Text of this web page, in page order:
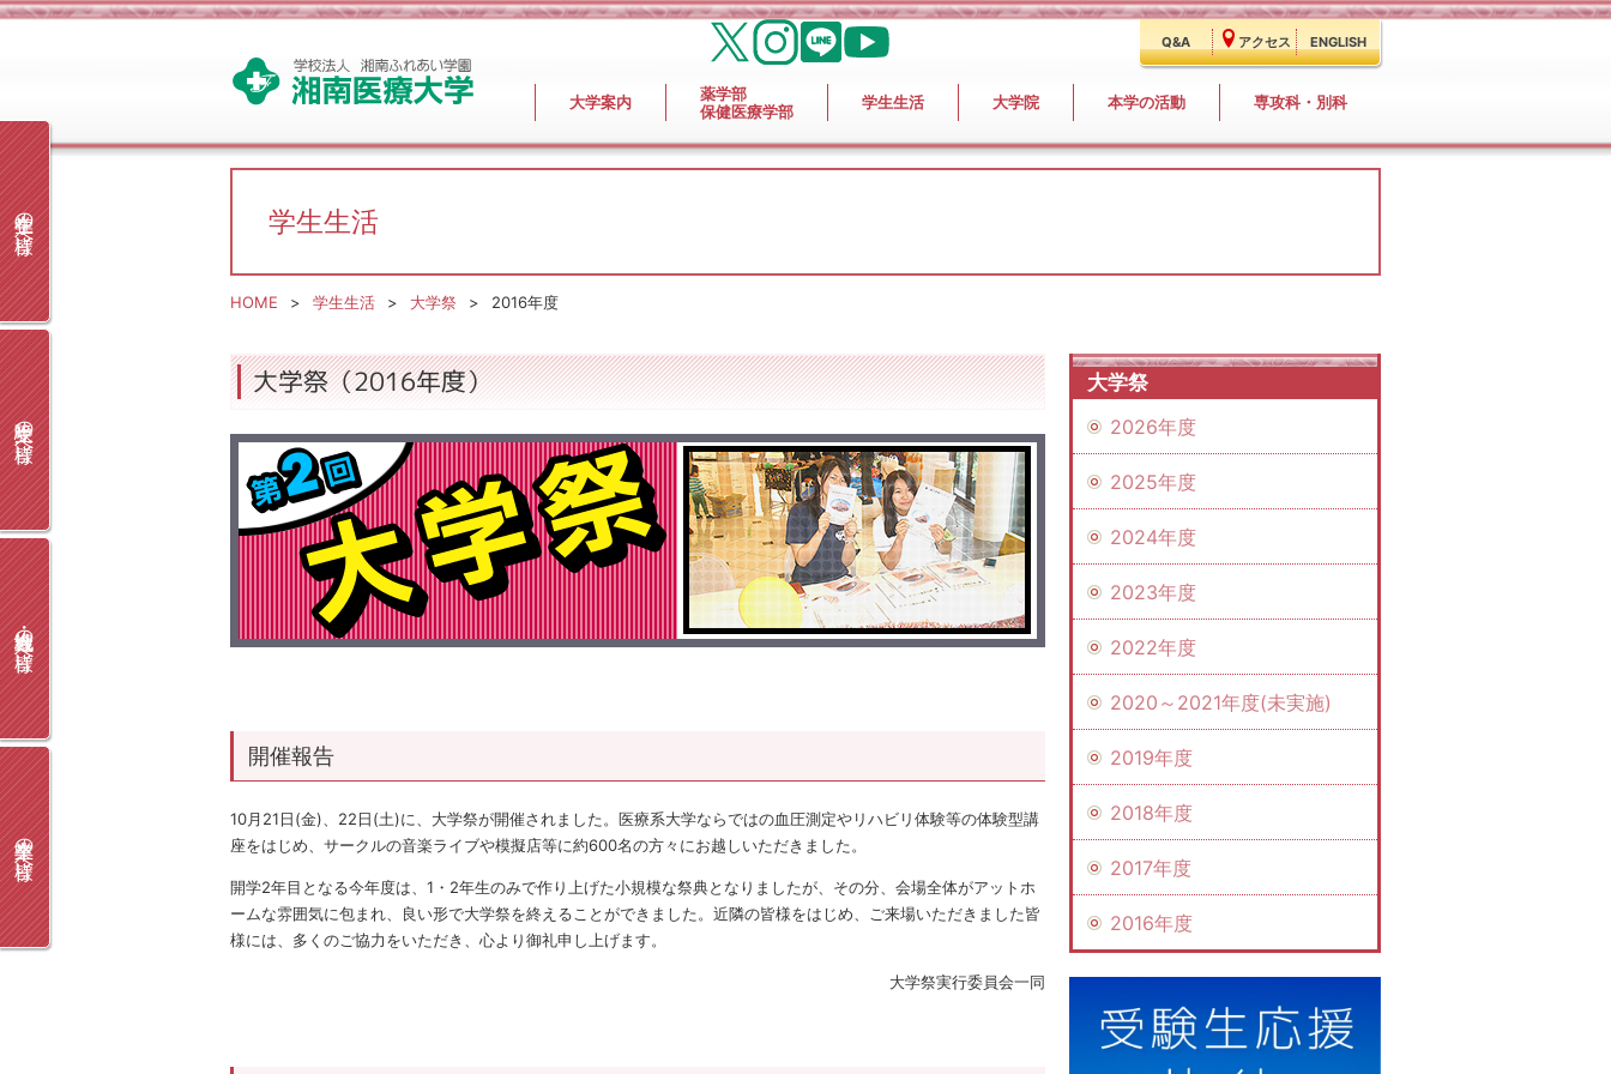
Q&A アクセス ENGLISH
在学生の皆様へ
受験生の皆様へ
地域・社会人の皆様へ
卒業生の皆様へ
大学案内
薬学部
保健医療学部
学生生活 大学院 本学の活動 専攻科・別科
学生生活
HOME 学生生活 大学祭 2016年度
大学祭（2016年度）
開催報告
10月21日(金)、22日(土)に、大学祭が開催されました。医療系大学ならではの血圧測定やリハビリ体験等の体験型講
座をはじめ、サークルの音楽ライブや模擬店等に約600名の方々にお越しいただきました。
開学2年目となる今年度は、1・2年生のみで作り上げた小規模な祭典となりましたが、その分、会場全体がアットホ
ームな雰囲気に包まれ、良い形で大学祭を終えることができました。近隣の皆様をはじめ、ご来場いただきました皆
様には、多くのご協力をいただき、心より御礼申し上げます。
大学祭実行委員会一同
大学祭
2026年度
2025年度
2024年度
2023年度
2022年度
2020～2021年度(未実施)
2019年度
2018年度
2017年度
2016年度